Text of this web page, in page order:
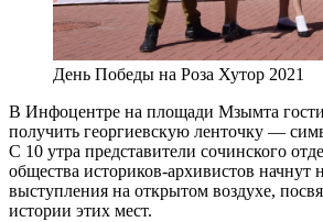
День Победы на Роза Хутор 2021
В Инфоцентре на площади Мзымта
получить георгиевскую ленточку —
С 10 утра представители сочинского
общества историков-архивистов начнут
выступления на открытом воздухе,
истории этих мест.